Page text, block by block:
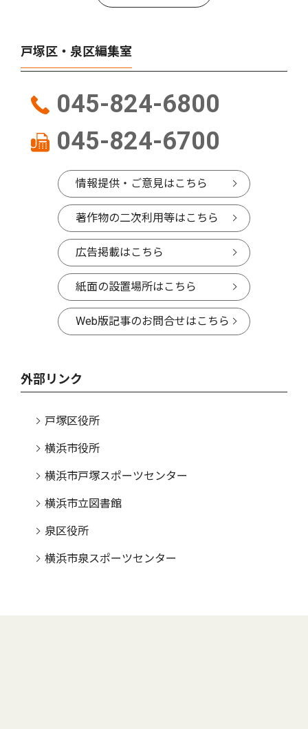
戸塚区・泉区編集室
045-824-6800
045-824-6700
情報提供・ご意見はこちら
著作物の二次利用等はこちら
広告掲載はこちら
紙面の設置場所はこちら
Web版記事のお問合せはこちら
外部リンク
戸塚区役所
横浜市役所
横浜市戸塚スポーツセンター
横浜市立図書館
泉区役所
横浜市泉スポーツセンター